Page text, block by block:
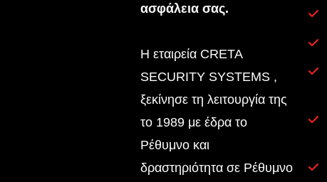
ασφάλεια σας.
Η εταιρεία CRETA
SECURITY SYSTEMS ,
ξεκίνησε τη λειτουργία της
το 1989 με έδρα το
Ρέθυμνο και
δραστηριότητα σε Ρέθυμνο